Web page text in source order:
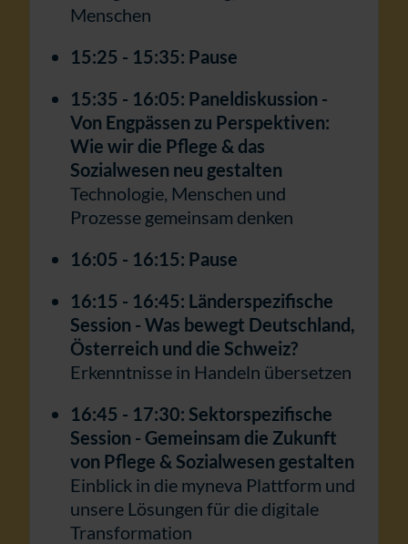
Menschen
15:25 - 15:35: Pause
15:35 - 16:05: Paneldiskussion -
Von Engpässen zu Perspektiven:
Wie wir die Pflege & das
Sozialwesen neu gestalten
Technologie, Menschen und
Prozesse gemeinsam denken
16:05 - 16:15: Pause
16:15 - 16:45: Länderspezifische
Session - Was bewegt Deutschland,
Österreich und die Schweiz?
Erkenntnisse in Handeln übersetzen
16:45 - 17:30: Sektorspezifische
Session - Gemeinsam die Zukunft
von Pflege & Sozialwesen gestalten
Einblick in die myneva Plattform und
unsere Lösungen für die digitale
Transformation